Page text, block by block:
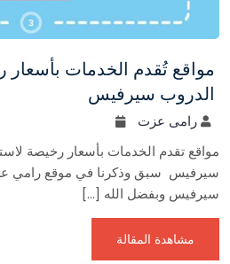
مواقع تُقدم الخدمات
الدروب سيرفيس
رامى عزت
مواقع تقدم الخدمات بأسعار رخيصة
سيرفيس سبق وذكرنا في موقع رامي
سيرفيس وبفضل الله […]
مشاهدة المقالة